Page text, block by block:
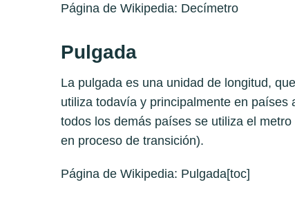
Página de Wikipedia: Decímetro
Pulgada
La pulgada es una unidad de longitud,
utiliza todavía y principalmente en
todos los demás países se utiliza el
en proceso de transición).
Página de Wikipedia: Pulgada[toc]